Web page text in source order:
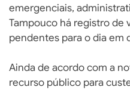
emergenciais,
Tampouco há registro de
pendentes para o dia em
Ainda de acordo com a
recurso público para